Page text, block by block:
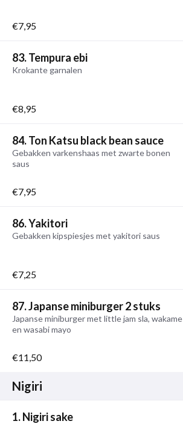
€7,95
83. Tempura ebi
Krokante garnalen
€8,95
84. Ton Katsu black bean sauce
Gebakken varkenshaas met zwarte bonen
saus
€7,95
86. Yakitori
Gebakken kipspiesjes met yakitori saus
€7,25
87. Japanse miniburger 2 stuks
Japanse miniburger met little jam sla, wakame
en wasabi mayo
€11,50
Nigiri
1. Nigiri sake